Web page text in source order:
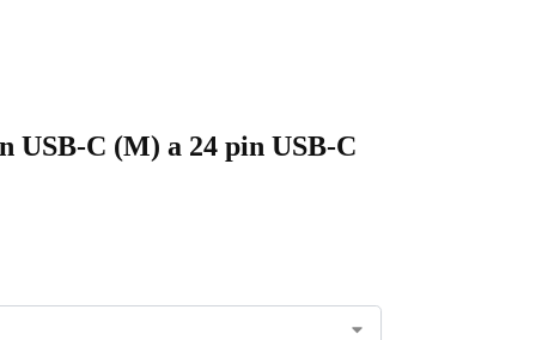
USB-C (M) a 24 pin USB-C